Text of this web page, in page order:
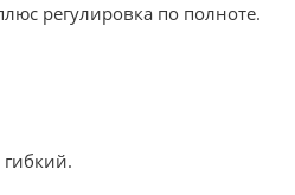
регулировка по полноте.
гибкий.